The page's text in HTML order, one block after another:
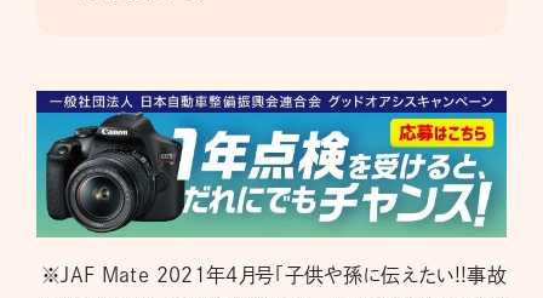
※JAF Mate 2021年4月号「子供や孫に伝えたい!!事故